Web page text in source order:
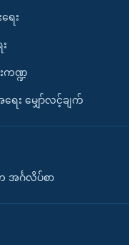
ေး
ကဏ္ဍ
ေး မျှော်လင့်ချက်
အင်္ဂလိပ်စာ